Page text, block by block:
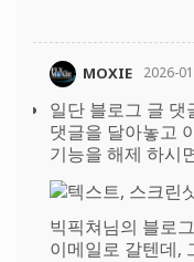
MOXIE 2026-
일단 블로그 글 댓
댓글을 달아놓고
기능을 해제 하시
빅픽쳐님의 블로
이메일로 갈텐데,